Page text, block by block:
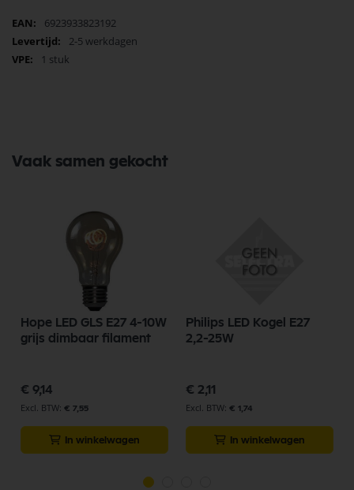
Meer
informatie
6923933823192
2-5 werkdagen
1 stuk
Vaak samen gekocht
Hope LED GLS E27 4-10W
grijs dimbaar filament
€ 9,14
€ 7,55
In winkelwagen
Philips LED Kogel E27
2,2-25W
€ 2,11
€ 1,74
In winkelwagen